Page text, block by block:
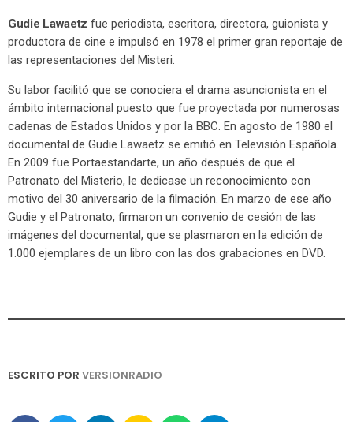
Gudie Lawaetz fue periodista, escritora, directora, guionista y
productora de cine e impulsó en 1978 el primer gran reportaje de
las representaciones del Misteri.
Su labor facilitó que se conociera el drama asuncionista en el
ámbito internacional puesto que fue proyectada por numerosas
cadenas de Estados Unidos y por la BBC. En agosto de 1980 el
documental de Gudie Lawaetz se emitió en Televisión Española.
En 2009 fue Portaestandarte, un año después de que el
Patronato del Misterio, le dedicase un reconocimiento con
motivo del 30 aniversario de la filmación. En marzo de ese año
Gudie y el Patronato, firmaron un convenio de cesión de las
imágenes del documental, que se plasmaron en la edición de
1.000 ejemplares de un libro con las dos grabaciones en DVD.
ESCRITO POR VERSIONRADIO